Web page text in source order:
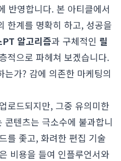
반영합니다. 본 아티클에서
한계를 명확히 하고, 성공을
PT 알고리즘과 구체적인 릴
적으로 파헤쳐 보겠습니다.
가? 감에 의존한 마케팅의
로드되지만, 그중 유의미한
콘텐츠는 극소수에 불과합니
를 좇고, 화려한 편집 기술
비용을 들여 인플루언서와